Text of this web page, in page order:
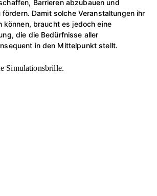
Barrieren abzubauen und
Damit solche Veranstaltungen ihr
können, braucht es jedoch eine
die die Bedürfnisse aller
in den Mittelpunkt stellt.